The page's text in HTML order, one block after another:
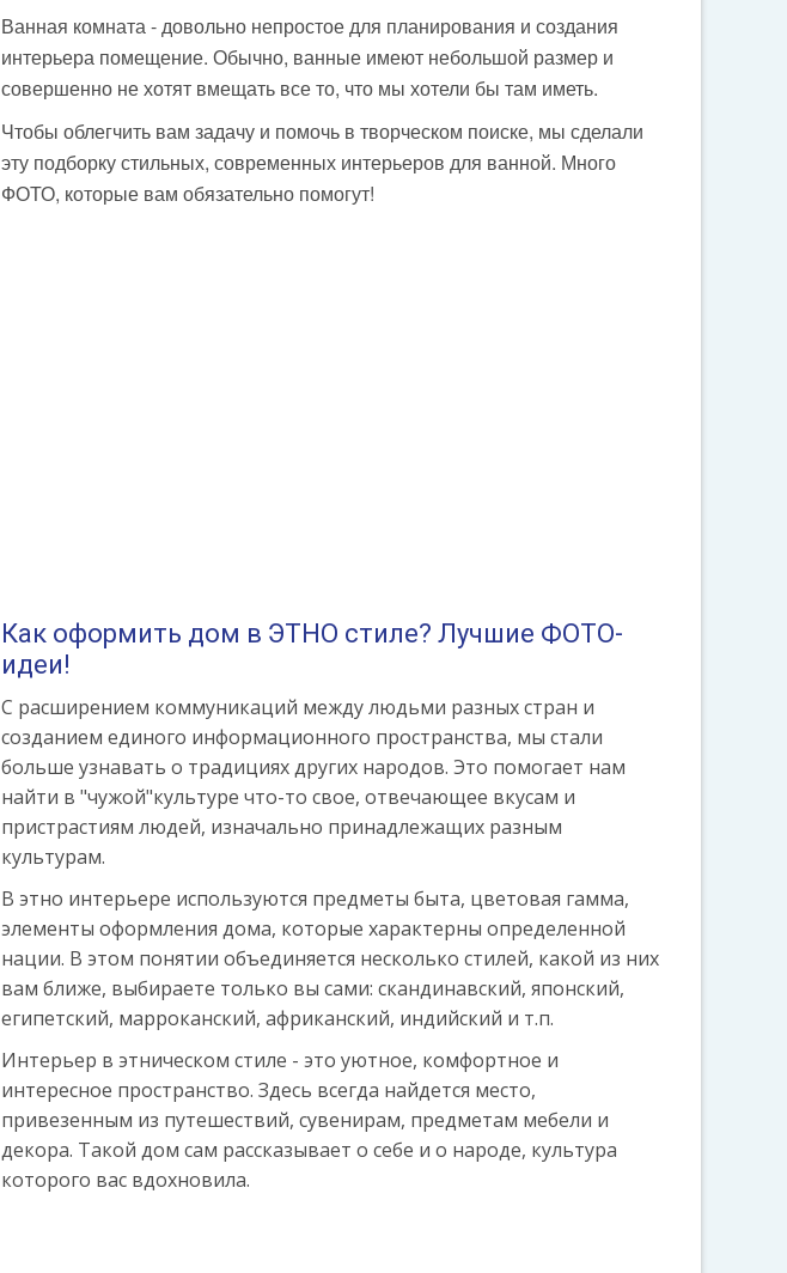
Ванная комната - довольно непростое для планирования и создания
интерьера помещение. Обычно, ванные имеют небольшой размер и
совершенно не хотят вмещать все то, что мы хотели бы там иметь.
Чтобы облегчить вам задачу и помочь в творческом поиске, мы сделали
эту подборку стильных, современных интерьеров для ванной. Много
ФОТО, которые вам обязательно помогут!
Как оформить дом в ЭТНО стиле? Лучшие ФОТО-
идеи!
С расширением коммуникаций между людьми разных стран и
созданием единого информационного пространства, мы стали
больше узнавать о традициях других народов. Это помогает нам
найти в "чужой"культуре что-то свое, отвечающее вкусам и
пристрастиям людей, изначально принадлежащих разным
культурам.
В этно интерьере используются предметы быта, цветовая гамма,
элементы оформления дома, которые характерны определенной
нации. В этом понятии объединяется несколько стилей, какой из них
вам ближе, выбираете только вы сами: скандинавский, японский,
египетский, марроканский, африканский, индийский и т.п.
Интерьер в этническом стиле - это уютное, комфортное и
интересное пространство. Здесь всегда найдется место,
привезенным из путешествий, сувенирам, предметам мебели и
декора. Такой дом сам рассказывает о себе и о народе, культура
которого вас вдохновила.